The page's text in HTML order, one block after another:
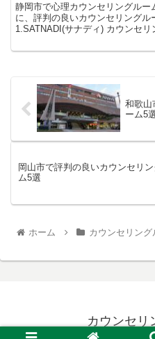
静岡市で心理カウンセリングル
に、評判の良いカウンセリングル
1.SATNADI(サナディ) カウンセリング
和歌山
ーム5
岡山市で評判の良いカウンセリ
ム5選
ホーム カウンセリング
カウンセリ